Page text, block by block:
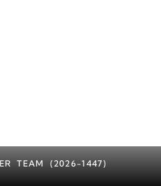
TEAM (2026-1447)